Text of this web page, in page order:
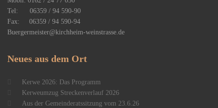
Tel: 06359 / 94 590-90
Fax: 06359 / 94 590-94
Buergermeister@kirchheim-weinstrasse.de
Neues aus dem Ort
Kerwe 2026: Das Programm
Kerweumzug Streckenverlauf 2026
Aus der Gemeinderatssitzung vom 23.6.26